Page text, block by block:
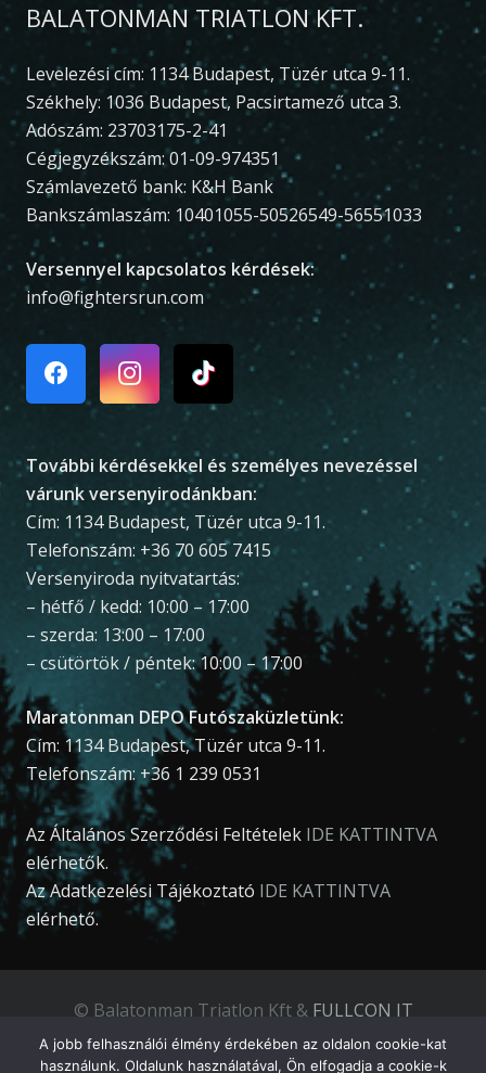
BALATONMAN TRIATLON KFT.
Levelezési cím: 1134 Budapest, Tüzér utca 9-11.
Székhely: 1036 Budapest, Pacsirtamező utca 3.
Adószám: 23703175-2-41
Cégjegyzékszám: 01-09-974351
Számlavezető bank: K&H Bank
Bankszámlaszám: 10401055-50526549-56551033
Versennyel kapcsolatos kérdések:
info@fightersrun.com
További kérdésekkel és személyes nevezéssel
várunk versenyirodánkban:
Cím: 1134 Budapest, Tüzér utca 9-11.
Telefonszám: +36 70 605 7415
Versenyiroda nyitvatartás:
– hétfő / kedd: 10:00 – 17:00
– szerda: 13:00 – 17:00
– csütörtök / péntek: 10:00 – 17:00
Maratonman DEPO Futószaküzletünk:
Cím: 1134 Budapest, Tüzér utca 9-11.
Telefonszám: +36 1 239 0531
Az Általános Szerződési Feltételek IDE KATTINTVA
elérhetők.
Az Adatkezelési Tájékoztató IDE KATTINTVA
elérhető.
© Balatonman Triatlon Kft & FULLCON IT
Development Kft.
A jobb felhasználói élmény érdekében az oldalon cookie-kat
használunk. Oldalunk használatával, Ön elfogadja a cookie-k